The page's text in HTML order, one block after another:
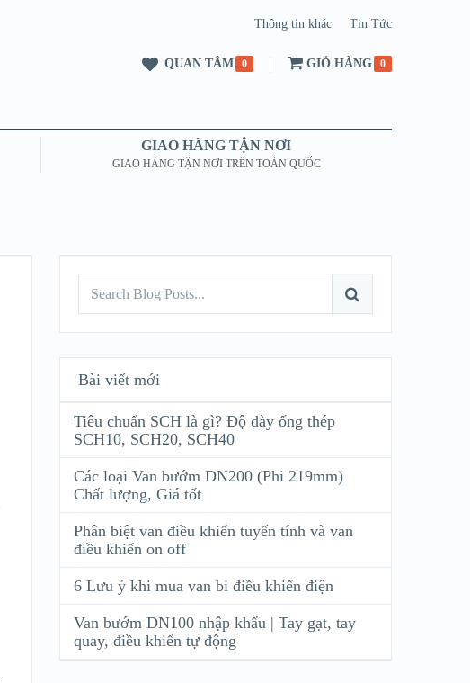
Thông tin khác Tin Tức
QUAN TÂM 0 GIỎ HÀNG 0
GIAO HÀNG TẬN NƠI
GIAO HÀNG TẬN NƠI TRÊN TOÀN QUỐC
Bài viết mới
Tiêu chuẩn SCH là gì? Độ dày ống thép
SCH10, SCH20, SCH40
Các loại Van bướm DN200 (Phi 219mm)
Chất lượng, Giá tốt
Phân biệt van điều khiển tuyến tính và van
điều khiển on off
6 Lưu ý khi mua van bi điều khiển điện
Van bướm DN100 nhập khẩu | Tay gạt, tay
quay, điều khiển tự động